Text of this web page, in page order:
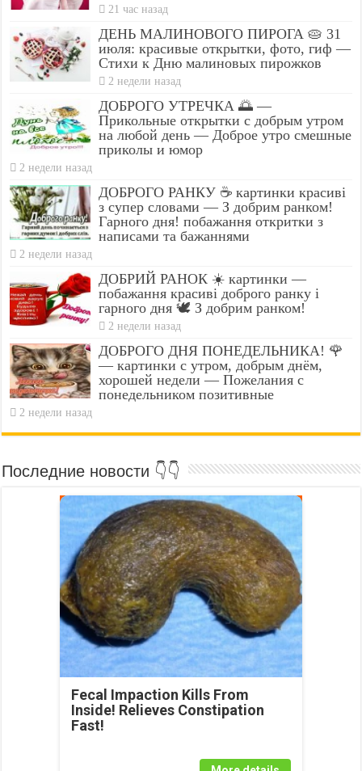
21 час назад
ДЕНЬ МАЛИНОВОГО ПИРОГА 🥧 31
июля: красивые открытки, фото, гиф —
Стихи к Дню малиновых пирожков
2 недели назад
ДОБРОГО УТРЕЧКА 🌅 —
Прикольные открытки с добрым утром
на любой день — Доброе утро смешные
приколы и юмор
2 недели назад
ДОБРОГО РАНКУ ☕ картинки красиві
з супер словами — З добрим ранком!
Гарного дня! побажання откритки з
написами та бажаннями
2 недели назад
ДОБРИЙ РАНОК ☀️ картинки —
побажання красиві доброго ранку і
гарного дня 🕊️ З добрим ранком!
2 недели назад
ДОБРОГО ДНЯ ПОНЕДЕЛЬНИКА! 🌹
— картинки с утром, добрым днём,
хорошей недели — Пожелания с
понедельником позитивные
2 недели назад
Последние новости 👇👇
Fecal Impaction Kills From
Inside! Relieves Constipation
Fast!